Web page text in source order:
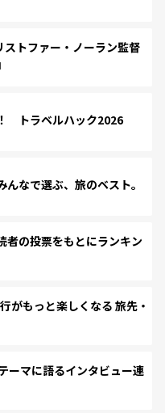
トファー・ノーラン監督
トラベルハック2026
なで選ぶ、旅のベスト。
の投票をもとにランキン
もっと楽しくなる 旅先・
ーマに語るインタビュー連